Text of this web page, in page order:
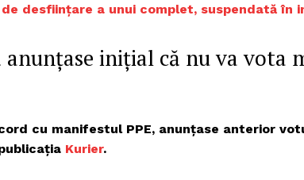
desființare a unui complet, suspendată în
anunțase inițial că nu va vota
cu manifestul PPE, anunțase anterior
Kurier.